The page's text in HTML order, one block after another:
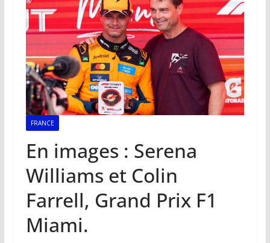
FRANCE
En images : Serena
Williams et Colin
Farrell, Grand Prix F1
Miami.